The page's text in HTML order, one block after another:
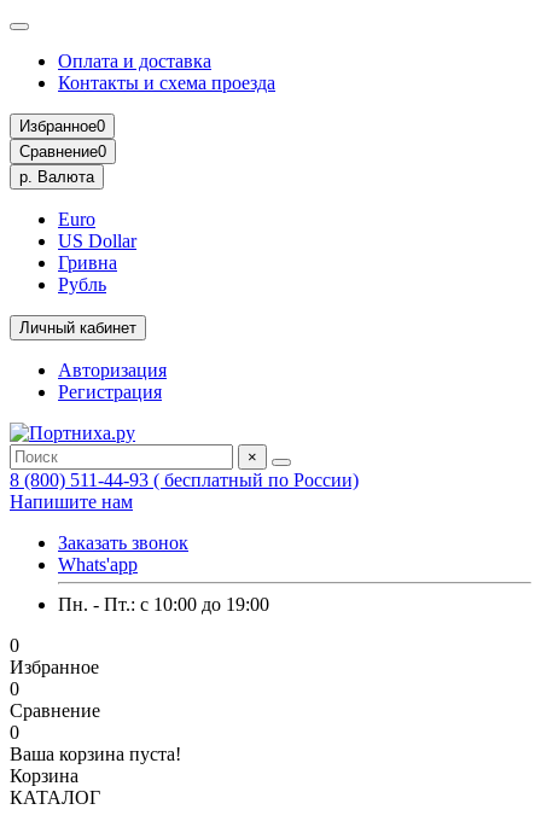
Оплата и доставка
Контакты и схема проезда
Избранное0
Сравнение0
р. Валюта
Euro
US Dollar
Гривна
Рубль
Личный кабинет
Авторизация
Регистрация
×
8 (800) 511-44-93 ( бесплатный по России)
Напишите нам
Заказать звонок
Whats'app
Пн. - Пт.: c 10:00 до 19:00
0
Избранное
0
Сравнение
0
Ваша корзина пуста!
Корзина
КАТАЛОГ